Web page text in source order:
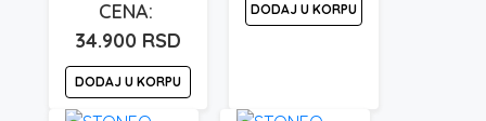
34.900 RSD
DODAJ U KORPU
DODAJ U KORPU